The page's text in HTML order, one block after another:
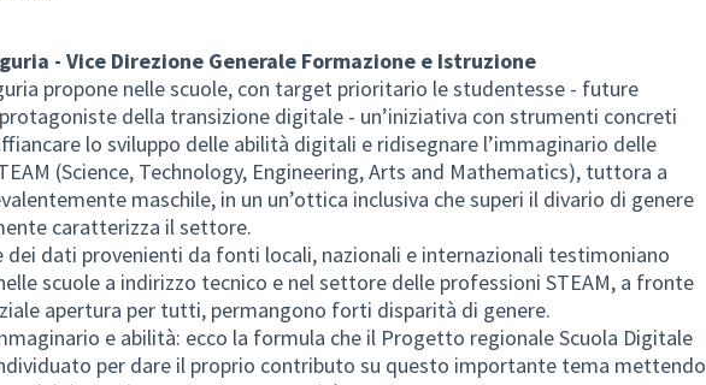
- Vice Direzione Generale Formazione e Istruzione
propone nelle scuole, con target prioritario le studentesse - future
della transizione digitale - un’iniziativa con strumenti concreti
lo sviluppo delle abilità digitali e ridisegnare l’immaginario delle
(Science, Technology, Engineering, Arts and Mathematics), tuttora a
maschile, in un un’ottica inclusiva che superi il divario di genere
caratterizza il settore.
dei dati provenienti da fonti locali, nazionali e internazionali testimoniano
scuole a indirizzo tecnico e nel settore delle professioni STEAM, a fronte
apertura per tutti, permangono forti disparità di genere.
e abilità: ecco la formula che il Progetto regionale Scuola Digitale
per dare il proprio contributo su questo importante tema mettendo